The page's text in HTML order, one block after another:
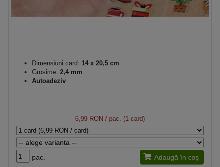
Dimensiuni card: 14 x 20,5 cm
Grosime: 2,4 mm
Autoadeziv
6,99 RON / pac. (1 card)
pac. Adaugă în coș